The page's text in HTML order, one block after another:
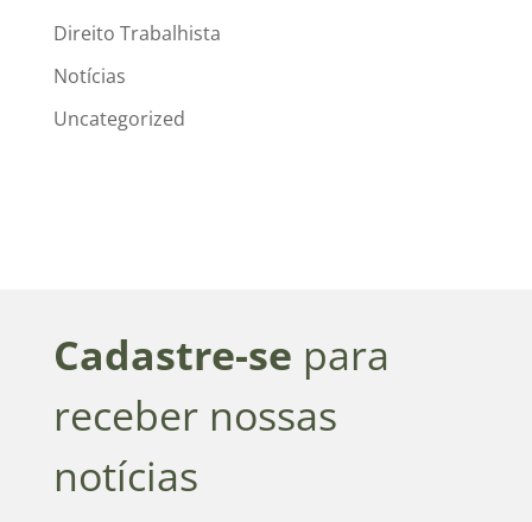
Direito Trabalhista
Notícias
Uncategorized
Cadastre-se para
receber nossas
notícias